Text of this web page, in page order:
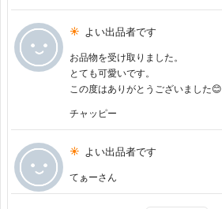
よい出品者です
お品物を受け取りました。
とても可愛いです。
この度はありがとうございました😊
チャッピー
よい出品者です
てぁーさん